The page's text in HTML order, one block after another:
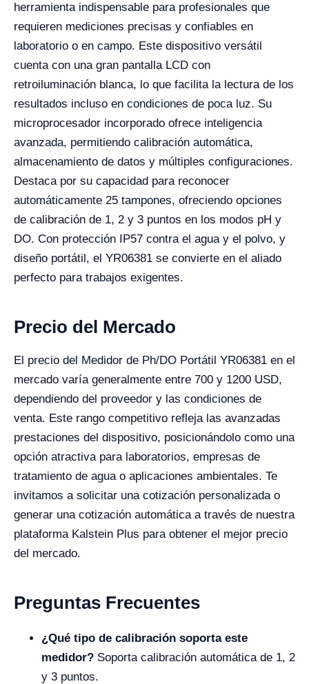
herramienta indispensable para profesionales que
requieren mediciones precisas y confiables en
laboratorio o en campo. Este dispositivo versátil
cuenta con una gran pantalla LCD con
retroiluminación blanca, lo que facilita la lectura de los
resultados incluso en condiciones de poca luz. Su
microprocesador incorporado ofrece inteligencia
avanzada, permitiendo calibración automática,
almacenamiento de datos y múltiples configuraciones.
Destaca por su capacidad para reconocer
automáticamente 25 tampones, ofreciendo opciones
de calibración de 1, 2 y 3 puntos en los modos pH y
DO. Con protección IP57 contra el agua y el polvo, y
diseño portátil, el YR06381 se convierte en el aliado
perfecto para trabajos exigentes.
Precio del Mercado
El precio del Medidor de Ph/DO Portátil YR06381 en el
mercado varía generalmente entre 700 y 1200 USD,
dependiendo del proveedor y las condiciones de
venta. Este rango competitivo refleja las avanzadas
prestaciones del dispositivo, posicionándolo como una
opción atractiva para laboratorios, empresas de
tratamiento de agua o aplicaciones ambientales. Te
invitamos a solicitar una cotización personalizada o
generar una cotización automática a través de nuestra
plataforma Kalstein Plus para obtener el mejor precio
del mercado.
Preguntas Frecuentes
¿Qué tipo de calibración soporta este
medidor? Soporta calibración automática de 1, 2
y 3 puntos.